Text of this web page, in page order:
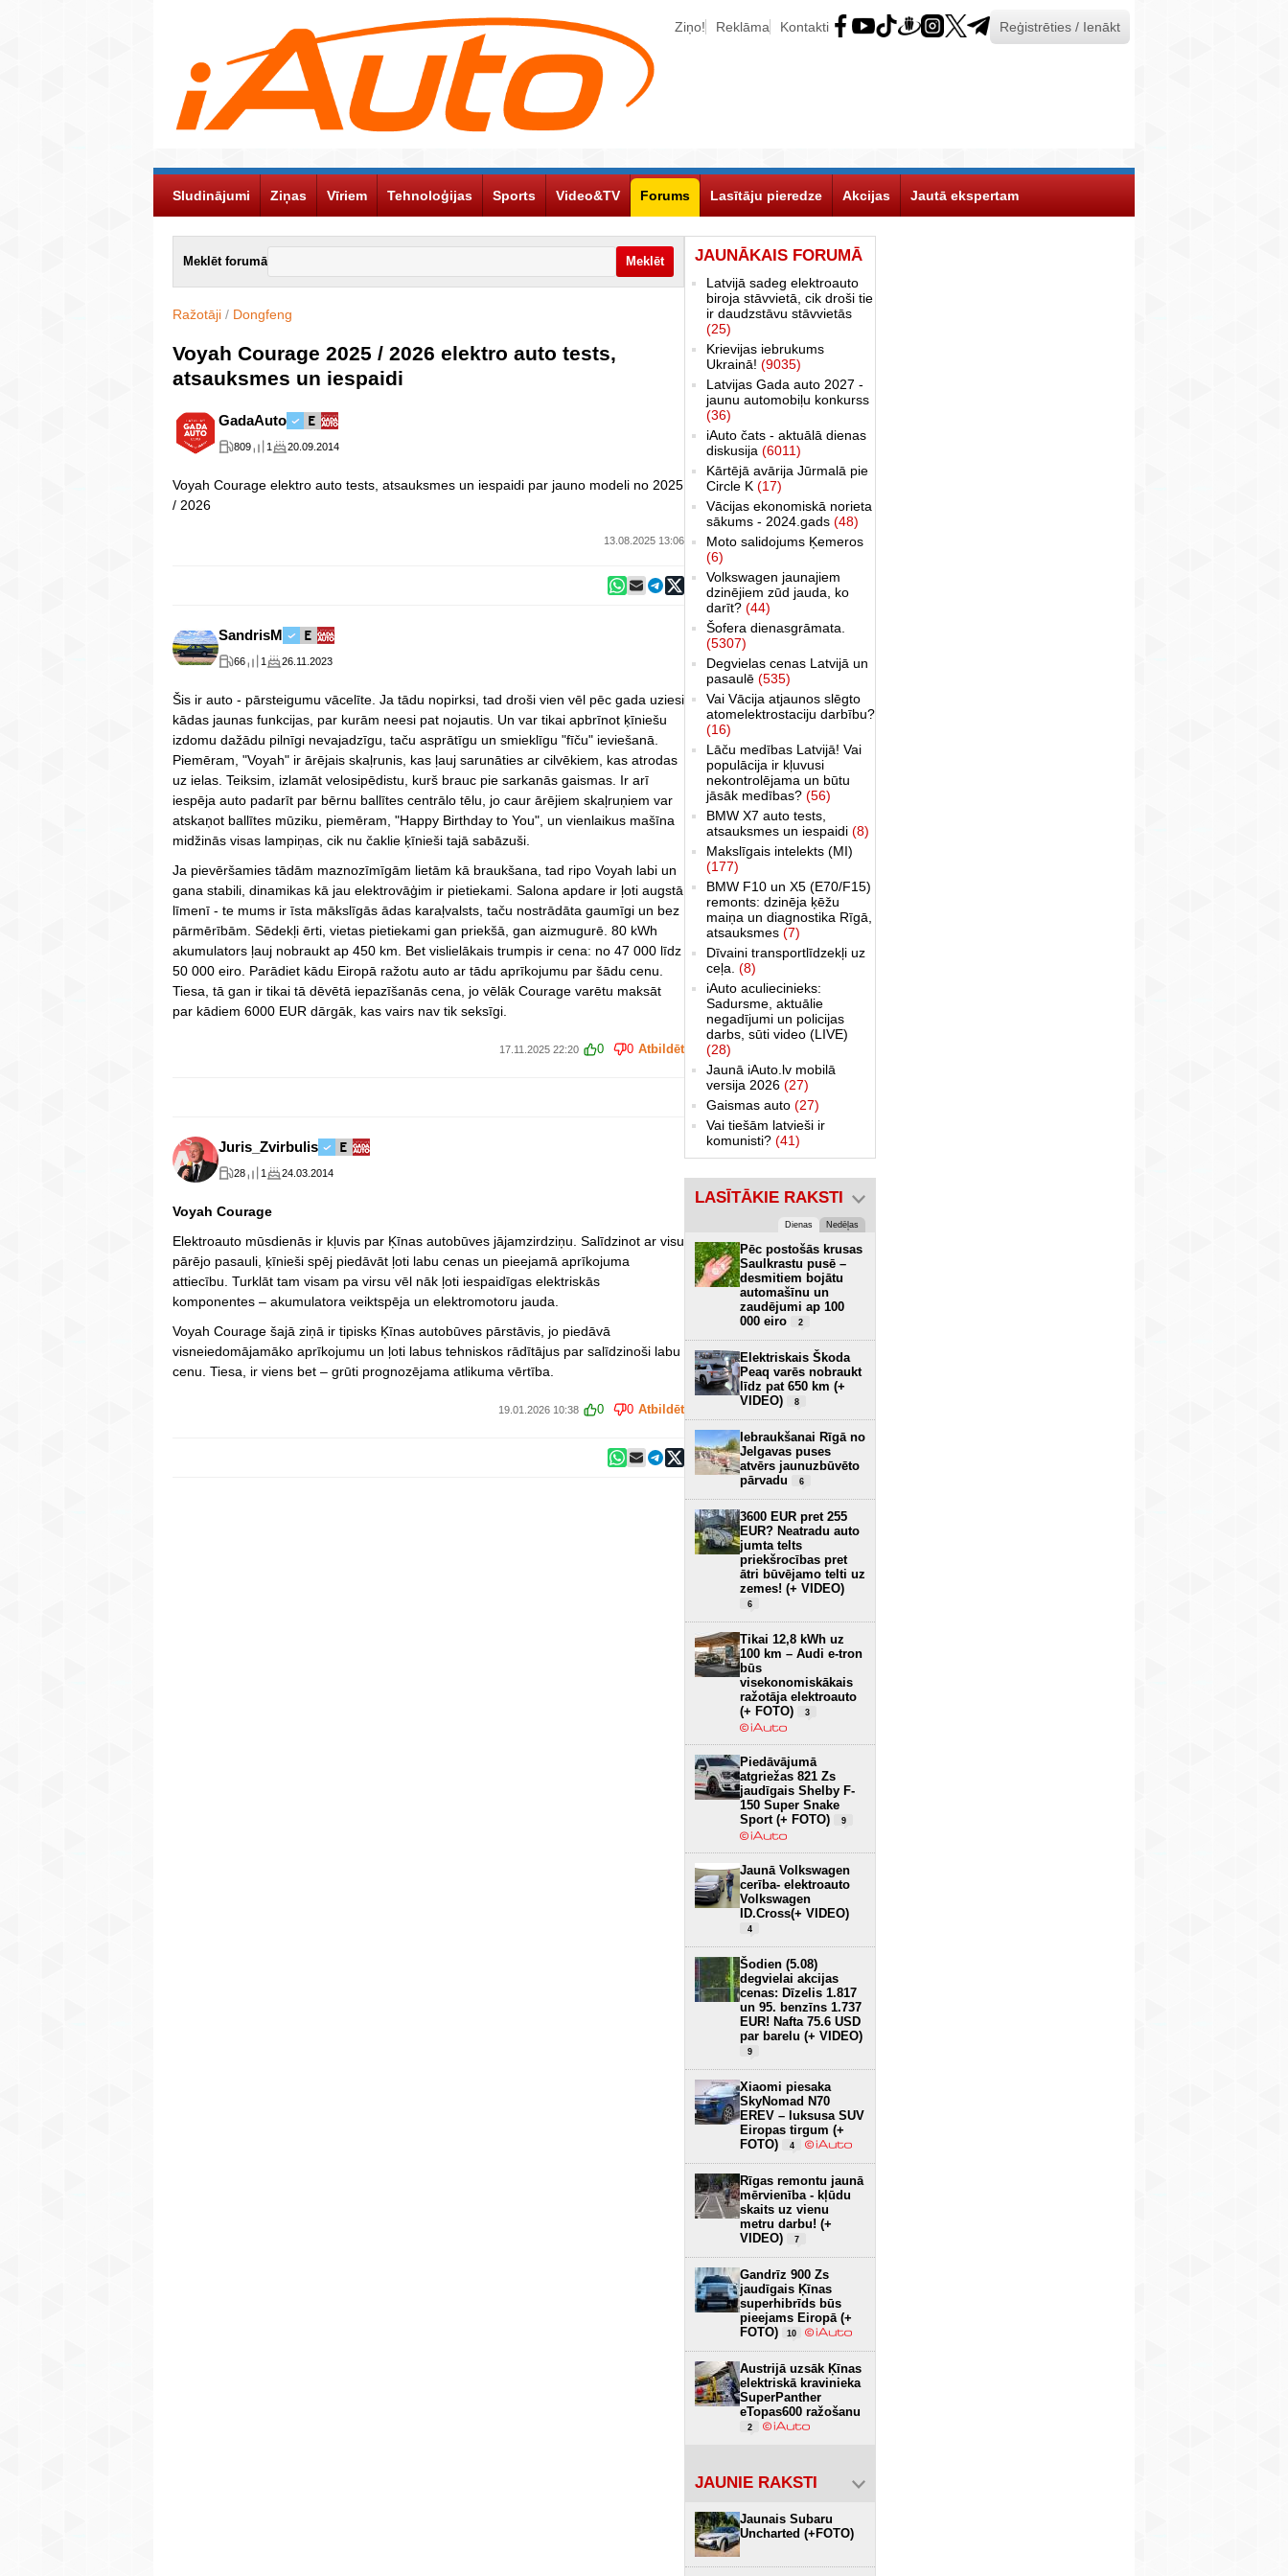
Ziņo! Reklāma Kontakti Reģistrēties / Ienākt
Sludinājumi Ziņas Vīriem Tehnoloģijas Sports Video&TV Forums Lasītāju pieredze Akcijas Jautā ekspertam
Meklēt forumā
Ražotāji / Dongfeng
Voyah Courage 2025 / 2026 elektro auto tests,
atsauksmes un iespaidi
GadaAuto
809 1 20.09.2014
Voyah Courage elektro auto tests, atsauksmes un iespaidi par jauno modeli no 2025
/ 2026
13.08.2025 13:06
SandrisM
66 1 26.11.2023
Šis ir auto - pārsteigumu vācelīte. Ja tādu nopirksi, tad droši vien vēl pēc gada uziesi
kādas jaunas funkcijas, par kurām neesi pat nojautis. Un var tikai apbrīnot ķīniešu
izdomu dažādu pilnīgi nevajadzīgu, taču asprātīgu un smieklīgu "fīču" ieviešanā.
Piemēram, "Voyah" ir ārējais skaļrunis, kas ļauj sarunāties ar cilvēkiem, kas atrodas
uz ielas. Teiksim, izlamāt velosipēdistu, kurš brauc pie sarkanās gaismas. Ir arī
iespēja auto padarīt par bērnu ballītes centrālo tēlu, jo caur ārējiem skaļruņiem var
atskaņot ballītes mūziku, piemēram, "Happy Birthday to You", un vienlaikus mašīna
midžinās visas lampiņas, cik nu čaklie ķīnieši tajā sabāzuši.
Ja pievēršamies tādām maznozīmīgām lietām kā braukšana, tad ripo Voyah labi un
gana stabili, dinamikas kā jau elektrovāģim ir pietiekami. Salona apdare ir ļoti augstā
līmenī - te mums ir īsta mākslīgās ādas karaļvalsts, taču nostrādāta gaumīgi un bez
pārmērībām. Sēdekļi ērti, vietas pietiekami gan priekšā, gan aizmugurē. 80 kWh
akumulators ļauj nobraukt ap 450 km. Bet vislielākais trumpis ir cena: no 47 000 līdz
50 000 eiro. Parādiet kādu Eiropā ražotu auto ar tādu aprīkojumu par šādu cenu.
Tiesa, tā gan ir tikai tā dēvētā iepazīšanās cena, jo vēlāk Courage varētu maksāt
par kādiem 6000 EUR dārgāk, kas vairs nav tik seksīgi.
17.11.2025 22:20 0 0 Atbildēt
Juris_Zvirbulis
28 1 24.03.2014
Voyah Courage
Elektroauto mūsdienās ir kļuvis par Ķīnas autobūves jājamzirdziņu. Salīdzinot ar visu
pārējo pasauli, ķīnieši spēj piedāvāt ļoti labu cenas un pieejamā aprīkojuma
attiecību. Turklāt tam visam pa virsu vēl nāk ļoti iespaidīgas elektriskās
komponentes – akumulatora veiktspēja un elektromotoru jauda.
Voyah Courage šajā ziņā ir tipisks Ķīnas autobūves pārstāvis, jo piedāvā
visneiedomājamāko aprīkojumu un ļoti labus tehniskos rādītājus par salīdzinoši labu
cenu. Tiesa, ir viens bet – grūti prognozējama atlikuma vērtība.
19.01.2026 10:38 0 0 Atbildēt
JAUNĀKAIS FORUMĀ
Latvijā sadeg elektroauto
biroja stāvvietā, cik droši tie
ir daudzstāvu stāvvietās
(25)
Krievijas iebrukums
Ukrainā! (9035)
Latvijas Gada auto 2027 -
jaunu automobiļu konkurss
(36)
iAuto čats - aktuālā dienas
diskusija (6011)
Kārtējā avārija Jūrmalā pie
Circle K (17)
Vācijas ekonomiskā norieta
sākums - 2024.gads (48)
Moto salidojums Ķemeros
(6)
Volkswagen jaunajiem
dzinējiem zūd jauda, ko
darīt? (44)
Šofera dienasgrāmata.
(5307)
Degvielas cenas Latvijā un
pasaulē (535)
Vai Vācija atjaunos slēgto
atomelektrostaciju darbību?
(16)
Lāču medības Latvijā! Vai
populācija ir kļuvusi
nekontrolējama un būtu
jāsāk medības? (56)
BMW X7 auto tests,
atsauksmes un iespaidi (8)
Makslīgais intelekts (MI)
(177)
BMW F10 un X5 (E70/F15)
remonts: dzinēja ķēžu
maiņa un diagnostika Rīgā,
atsauksmes (7)
Dīvaini transportlīdzekļi uz
ceļa. (8)
iAuto aculiecinieks:
Sadursme, aktuālie
negadījumi un policijas
darbs, sūti video (LIVE)
(28)
Jaunā iAuto.lv mobilā
versija 2026 (27)
Gaismas auto (27)
Vai tiešām latvieši ir
komunisti? (41)
LASĪTĀKIE RAKSTI
Dienas Nedēļas
Pēc postošās krusas
Saulkrastu pusē –
desmitiem bojātu
automašīnu un
zaudējumi ap 100
000 eiro
2
Elektriskais Škoda
Peaq varēs nobraukt
līdz pat 650 km (+
VIDEO)
8
Iebraukšanai Rīgā no
Jelgavas puses
atvērs jaunuzbūvēto
pārvadu
6
3600 EUR pret 255
EUR? Neatradu auto
jumta telts
priekšrocības pret
ātri būvējamo telti uz
zemes! (+ VIDEO)
6
Tikai 12,8 kWh uz
100 km – Audi e-tron
būs
visekonomiskākais
ražotāja elektroauto
(+ FOTO)
3
Piedāvājumā
atgriežas 821 Zs
jaudīgais Shelby F-
150 Super Snake
Sport (+ FOTO)
9
Jaunā Volkswagen
cerība- elektroauto
Volkswagen
ID.Cross(+ VIDEO)
4
Šodien (5.08)
degvielai akcijas
cenas: Dīzelis 1.817
un 95. benzīns 1.737
EUR! Nafta 75.6 USD
par barelu (+ VIDEO)
9
Xiaomi piesaka
SkyNomad N70
EREV – luksusa SUV
Eiropas tirgum (+
FOTO)
4
Rīgas remontu jaunā
mērvienība - kļūdu
skaits uz vienu
metru darbu! (+
VIDEO)
7
Gandrīz 900 Zs
jaudīgais Ķīnas
superhibrīds būs
pieejams Eiropā (+
FOTO)
10
Austrijā uzsāk Ķīnas
elektriskā kravinieka
SuperPanther
eTopas600 ražošanu
2
JAUNIE RAKSTI
Jaunais Subaru
Uncharted (+FOTO)